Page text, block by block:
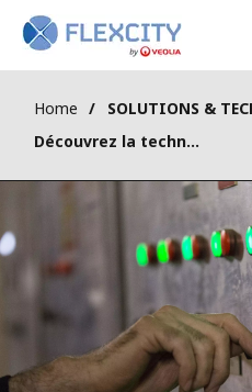
Home
Découvrez la technologie de Flexcity